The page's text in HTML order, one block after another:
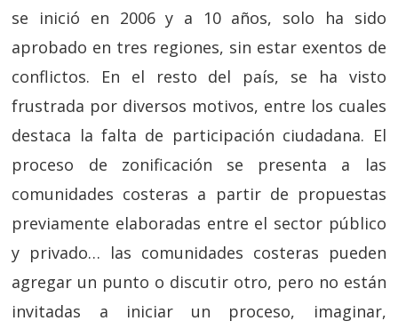
se inició en 2006 y a 10 años, solo ha sido
aprobado en tres regiones, sin estar exentos de
conflictos. En el resto del país, se ha visto
frustrada por diversos motivos, entre los cuales
destaca la falta de participación ciudadana. El
proceso de zonificación se presenta a las
comunidades costeras a partir de propuestas
previamente elaboradas entre el sector público
y privado… las comunidades costeras pueden
agregar un punto o discutir otro, pero no están
invitadas a iniciar un proceso, imaginar,